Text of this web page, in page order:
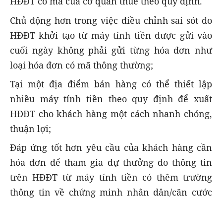
Chủ động hơn trong việc điều chỉnh sai sót do
HĐĐT khởi tạo từ máy tính tiền được gửi vào
cuối ngày không phải gửi từng hóa đơn như
loại hóa đơn có mã thông thường;
Tại một địa điểm bán hàng có thể thiết lập
nhiều máy tính tiền theo quy định để xuất
HĐĐT cho khách hàng một cách nhanh chóng,
thuận lợi;
Đáp ứng tốt hơn yêu cầu của khách hàng cần
hóa đơn để tham gia dự thưởng do thông tin
trên HĐĐT từ máy tính tiền có thêm trường
thông tin về chứng minh nhân dân/căn cước